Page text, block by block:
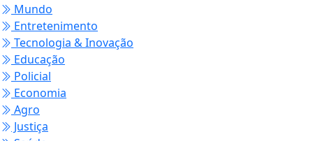
Mundo
Entretenimento
Tecnologia & Inovação
Educação
Policial
Economia
Agro
Justiça